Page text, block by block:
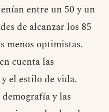
entre un 50 y un
de alcanzar los 85
menos optimistas.
cuenta las
el estilo de vida.
y las